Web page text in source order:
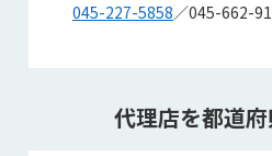
045-227-5858／045-662-
代理店を都道